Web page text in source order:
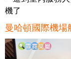
機了
曼哈頓國際機場